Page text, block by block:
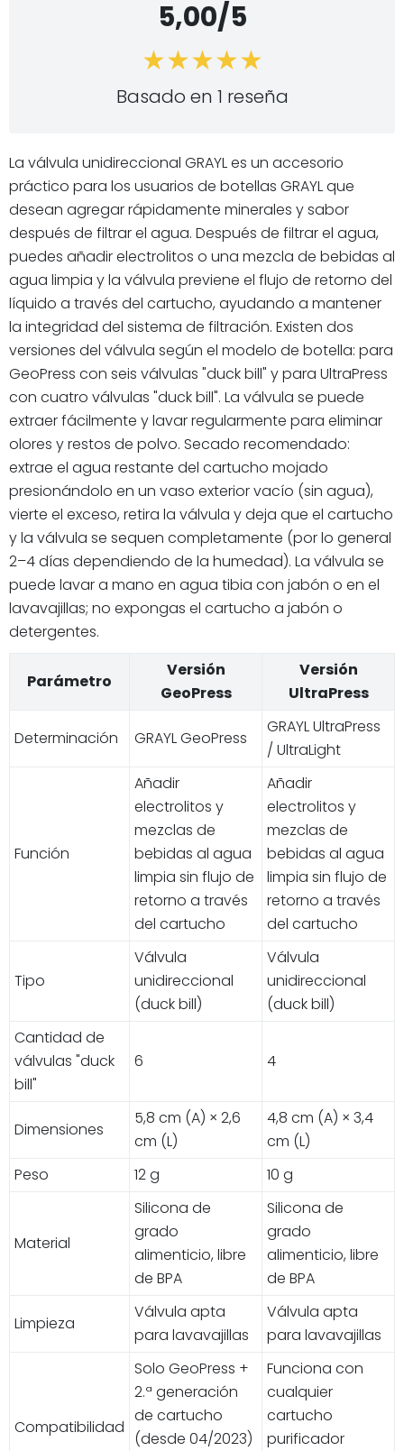
5,00/5
Basado en 1 reseña
La válvula unidireccional GRAYL es un accesorio
práctico para los usuarios de botellas GRAYL que
desean agregar rápidamente minerales y sabor
después de filtrar el agua. Después de filtrar el agua,
puedes añadir electrolitos o una mezcla de bebidas al
agua limpia y la válvula previene el flujo de retorno del
líquido a través del cartucho, ayudando a mantener
la integridad del sistema de filtración. Existen dos
versiones del válvula según el modelo de botella: para
GeoPress con seis válvulas "duck bill" y para UltraPress
con cuatro válvulas "duck bill". La válvula se puede
extraer fácilmente y lavar regularmente para eliminar
olores y restos de polvo. Secado recomendado:
extrae el agua restante del cartucho mojado
presionándolo en un vaso exterior vacío (sin agua),
vierte el exceso, retira la válvula y deja que el cartucho
y la válvula se sequen completamente (por lo general
2–4 días dependiendo de la humedad). La válvula se
puede lavar a mano en agua tibia con jabón o en el
lavavajillas; no expongas el cartucho a jabón o
detergentes.
Parámetro
Versión
GeoPress
Versión
UltraPress
Determinación GRAYL GeoPress
GRAYL UltraPress
/ UltraLight
Función
Añadir
electrolitos y
mezclas de
bebidas al agua
limpia sin flujo de
retorno a través
del cartucho
Añadir
electrolitos y
mezclas de
bebidas al agua
limpia sin flujo de
retorno a través
del cartucho
Tipo
Válvula
unidireccional
(duck bill)
Válvula
unidireccional
(duck bill)
Cantidad de
válvulas "duck
bill"
6 4
Dimensiones
5,8 cm (A) × 2,6
cm (L)
4,8 cm (A) × 3,4
cm (L)
Peso
12 g 10 g
Material
Silicona de
grado
alimenticio, libre
de BPA
Silicona de
grado
alimenticio, libre
de BPA
Limpieza
Válvula apta
para lavavajillas
Válvula apta
para lavavajillas
Compatibilidad
Solo GeoPress +
2.ª generación
de cartucho
(desde 04/2023)
Funciona con
cualquier
cartucho
purificador